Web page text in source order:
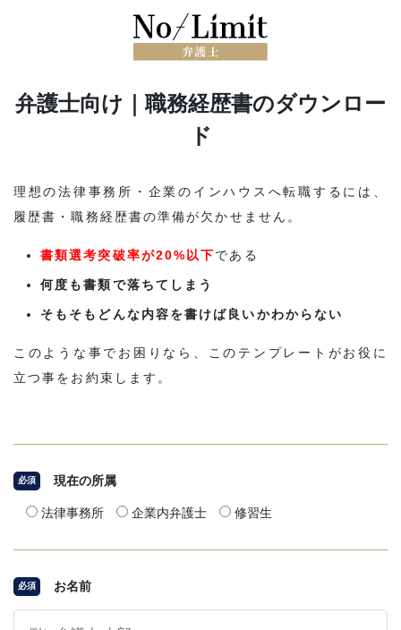
弁護士向け｜職務経歴書のダウンロー
ド
理想の法律事務所・企業のインハウスへ転職するには、
履歴書・職務経歴書の準備が欠かせません。
書類選考突破率が20%以下である
何度も書類で落ちてしまう
そもそもどんな内容を書けば良いかわからない
このような事でお困りなら、このテンプレートがお役に
立つ事をお約束します。
必須 現在の所属
法律事務所 企業内弁護士 修習生
必須 お名前